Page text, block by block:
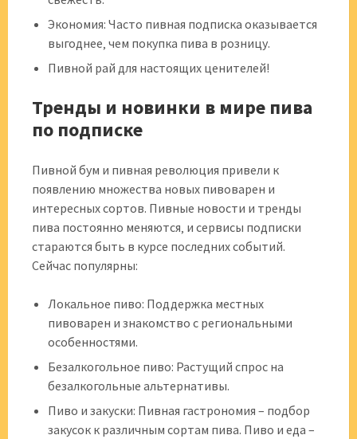
Экономия: Часто пивная подписка оказывается
выгоднее‚ чем покупка пива в розницу.
Пивной рай для настоящих ценителей!
Тренды и новинки в мире пива
по подписке
Пивной бум и пивная революция привели к
появлению множества новых пивоварен и
интересных сортов. Пивные новости и тренды
пива постоянно меняются‚ и сервисы подписки
стараются быть в курсе последних событий.
Сейчас популярны:
Локальное пиво: Поддержка местных
пивоварен и знакомство с региональными
особенностями.
Безалкогольное пиво: Растущий спрос на
безалкогольные альтернативы.
Пиво и закуски: Пивная гастрономия – подбор
закусок к различным сортам пива. Пиво и еда –